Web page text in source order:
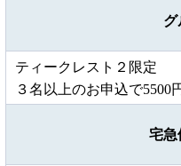
グ
ティークレスト２限定
３名以上のお申込で5500
宅急